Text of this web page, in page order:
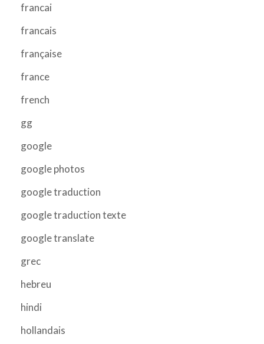
francai
francais
française
france
french
gg
google
google photos
google traduction
google traduction texte
google translate
grec
hebreu
hindi
hollandais